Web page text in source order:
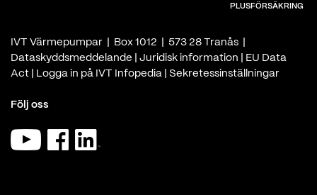
PLUSFÖRSÄKRING
IVT Värmepumpar | Box 1012 | 573 28 Tranås |
Dataskyddsmeddelande
Juridisk information
EU Data
Act
Logga in på IVT Infopedia Sekretessinställningar
Följ oss